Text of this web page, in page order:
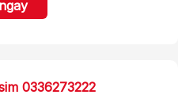
0336273222